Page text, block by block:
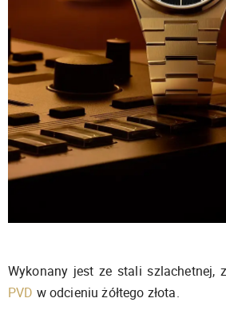
Wykonany jest ze stali szlachetnej,
PVD w odcieniu żółtego złota.